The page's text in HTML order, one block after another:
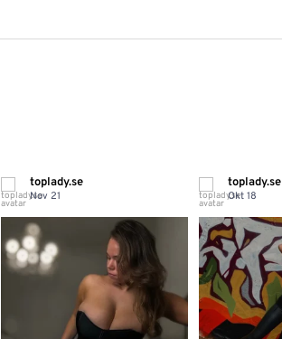
toplady.se
Nov 21
toplady.se
Okt 18